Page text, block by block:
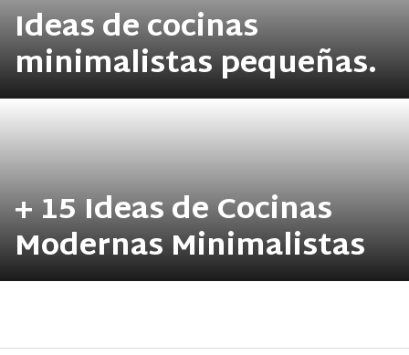
Ideas de cocinas
minimalistas pequeñas.
+ 15 Ideas de Cocinas
Modernas Minimalistas